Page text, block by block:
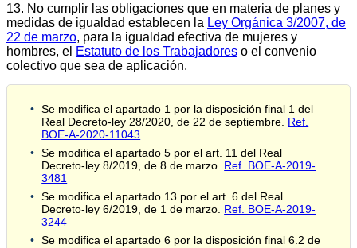
13. No cumplir las obligaciones que en materia de planes y
medidas de igualdad establecen la Ley Orgánica 3/2007, de
22 de marzo, para la igualdad efectiva de mujeres y
hombres, el Estatuto de los Trabajadores o el convenio
colectivo que sea de aplicación.
Se modifica el apartado 1 por la disposición final 1 del
Real Decreto-ley 28/2020, de 22 de septiembre. Ref.
BOE-A-2020-11043
Se modifica el apartado 5 por el art. 11 del Real
Decreto-ley 8/2019, de 8 de marzo. Ref. BOE-A-2019-
3481
Se modifica el apartado 13 por el art. 6 del Real
Decreto-ley 6/2019, de 1 de marzo. Ref. BOE-A-2019-
3244
Se modifica el apartado 6 por la disposición final 6.2 de